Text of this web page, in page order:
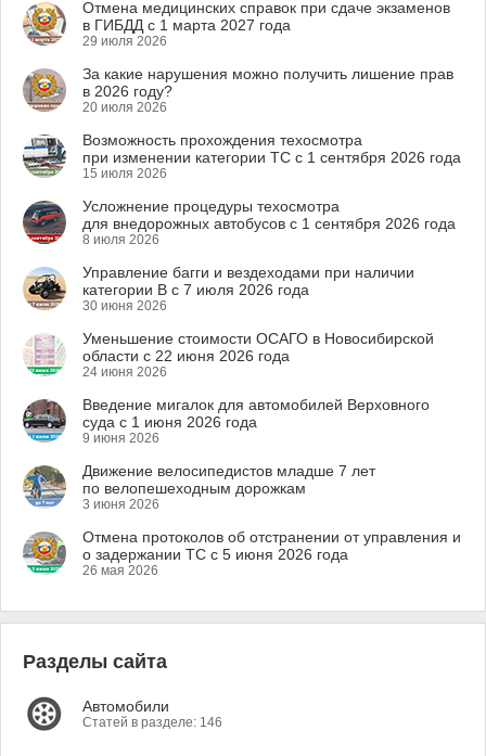
Отмена медицинских справок при сдаче экзаменов
в ГИБДД с 1 марта 2027 года
29 июля 2026
За какие нарушения можно получить лишение прав
в 2026 году?
20 июля 2026
Возможность прохождения техосмотра
при изменении категории ТС с 1 сентября 2026 года
15 июля 2026
Усложнение процедуры техосмотра
для внедорожных автобусов с 1 сентября 2026 года
8 июля 2026
Управление багги и вездеходами при наличии
категории B с 7 июля 2026 года
30 июня 2026
Уменьшение стоимости ОСАГО в Новосибирской
области с 22 июня 2026 года
24 июня 2026
Введение мигалок для автомобилей Верховного
суда с 1 июня 2026 года
9 июня 2026
Движение велосипедистов младше 7 лет
по велопешеходным дорожкам
3 июня 2026
Отмена протоколов об отстранении от управления и
о задержании ТС с 5 июня 2026 года
26 мая 2026
Разделы сайта
Автомобили
Статей в разделе: 146